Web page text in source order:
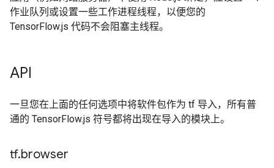
作业队列或设置一些工作进程线程，以便您的
TensorFlow.js 代码不会阻塞主线程。
API
一旦您在上面的任何选项中将软件包作为 tf 导入，所有普
通的 TensorFlow.js 符号都将出现在导入的模块上。
tf.browser